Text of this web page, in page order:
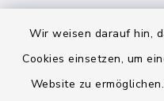
Wir weisen darauf hin,
Cookies einsetzen, um
Website zu